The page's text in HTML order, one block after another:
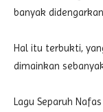
banyak
Hal itu terbukti,
dimainkan
Lagu Separuh